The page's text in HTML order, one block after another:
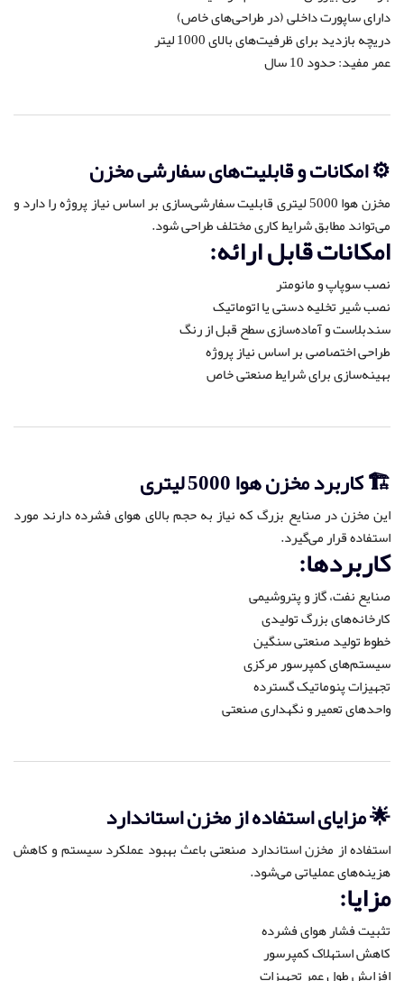
دارای ساپورت داخلی (در طراحی‌های خاص)
دریچه بازدید برای ظرفیت‌های بالای 1000 لیتر
عمر مفید: حدود 10 سال
⚙️ امکانات و قابلیت‌های سفارشی مخزن
مخزن هوا 5000 لیتری قابلیت سفارشی‌سازی بر اساس نیاز پروژه را دارد و
می‌تواند مطابق شرایط کاری مختلف طراحی شود.
امکانات قابل ارائه:
نصب سوپاپ و مانومتر
نصب شیر تخلیه دستی یا اتوماتیک
سندبلاست و آماده‌سازی سطح قبل از رنگ
طراحی اختصاصی بر اساس نیاز پروژه
بهینه‌سازی برای شرایط صنعتی خاص
🏗️ کاربرد مخزن هوا 5000 لیتری
این مخزن در صنایع بزرگ که نیاز به حجم بالای هوای فشرده دارند مورد
استفاده قرار می‌گیرد.
کاربردها:
صنایع نفت، گاز و پتروشیمی
کارخانه‌های بزرگ تولیدی
خطوط تولید صنعتی سنگین
سیستم‌های کمپرسور مرکزی
تجهیزات پنوماتیک گسترده
واحدهای تعمیر و نگهداری صنعتی
🌟 مزایای استفاده از مخزن استاندارد
استفاده از مخزن استاندارد صنعتی باعث بهبود عملکرد سیستم و کاهش
هزینه‌های عملیاتی می‌شود.
مزایا:
تثبیت فشار هوای فشرده
کاهش استهلاک کمپرسور
افزایش طول عمر تجهیزات